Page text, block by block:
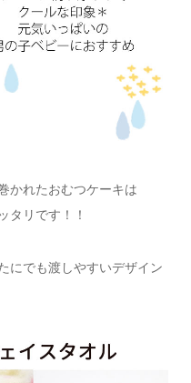
かれたおむつケーキは
タリです！！
にでも渡しやすいデザイン